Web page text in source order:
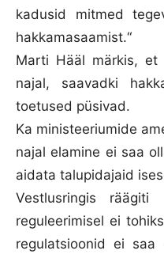
kadusid mitmed
hakkamasaamist.“
Marti Hääl märkis,
najal, saavadki
toetused püsivad.
Ka ministeeriumide
najal elamine ei saa
aidata talupidajaid
Vestlusringis räägiti
reguleerimisel ei
regulatsioonid ei saa